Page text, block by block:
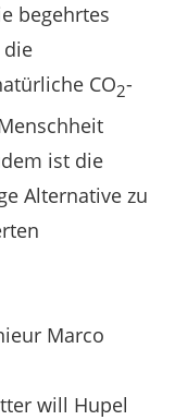
begehrtes
die
CO2-
ist die
Alternative zu
Marco
will Hupel